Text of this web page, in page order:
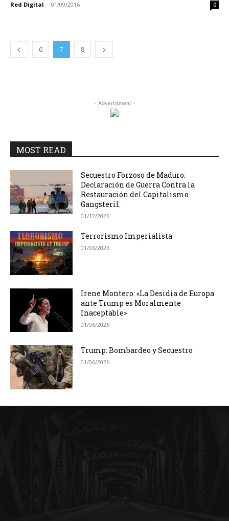
Red Digital - 01/09/2016 0
6 7 8
- Advertisment -
MOST READ
Secuestro Forzoso de Maduro:
Declaración de Guerra Contra la
Restauración del Capitalismo
Gangsteril.
01/12/2026
Terrorismo Imperialista
01/06/2026
Irene Montero: «La Desidia de Europa
ante Trump es Moralmente
Inaceptable»
01/06/2026
Trump: Bombardeo y Secuestro
01/06/2026